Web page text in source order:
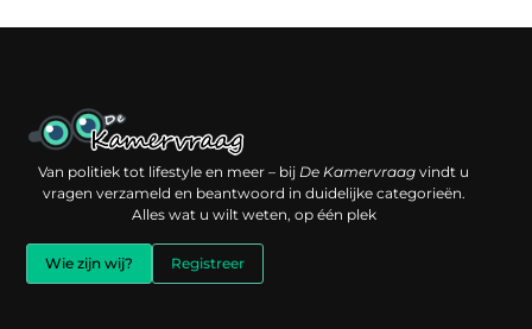
Van politiek tot lifestyle en meer – bijDe Kamervraag vindt u
vragen verzameld en beantwoord in duidelijke categorieën.
Alles wat u wilt weten, op één plek
Wie zijn wij? Registreer